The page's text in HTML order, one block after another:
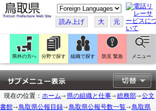
こ
の
ペ
ー
ジ
翻
訳
す
る
読み上げ 大 元
県外の方へ 分野で探す 組織で探す 防災 緊急 メニュー
現在の位置： ホーム 県の組織と仕事 総務部
公文
書館
鳥取県公報目録 鳥取県公報号数一覧
鳥取県